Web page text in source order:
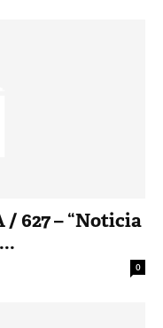
/ 627 – “Noticia
0